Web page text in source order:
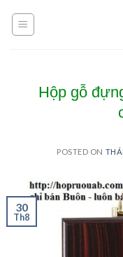
Hộp gỗ
POSTED ON
30
Th8